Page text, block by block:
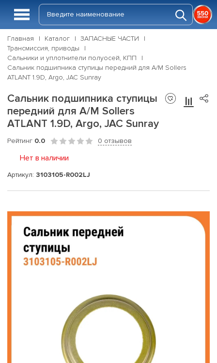
Главная Каталог
ЗАПАСНЫЕ ЧАСТИ
Трансмиссия, приводы
Сальники и уплотнители полуосей, КПП
Сальник подшипника ступицы передний для А/М Sollers
ATLANT 1.9D, Argo, JAC Sunray
Сальник подшипника ступицы
передний для А/М Sollers
ATLANT 1.9D, Argo, JAC Sunray
Рейтинг 0.0 0 отзывов
Нет в наличии
Артикул: 3103105-R002LJ